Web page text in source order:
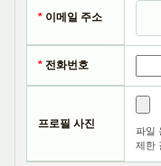
서비스 제공, 콘텐츠
개인정보를 처리합니
2. 개인정보 파일 현황
* 이메일 주소
* 전화번호
프로필 사진
파일
제한